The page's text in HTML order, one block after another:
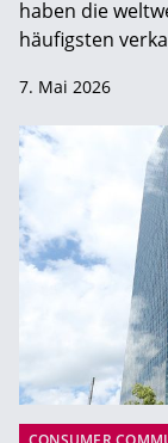
haben die
häufigsten
7. Mai 2026